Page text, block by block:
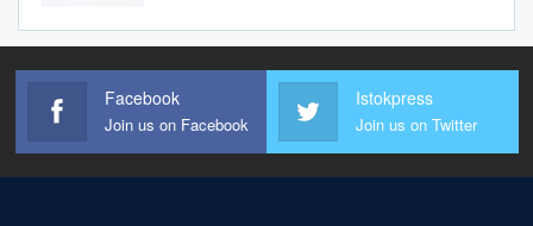
Facebook
Join us on Facebook
Istokpress
Join us on Twitter